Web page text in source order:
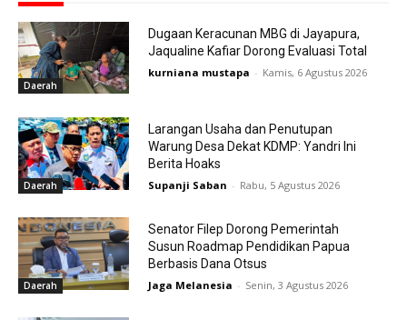
Daerah
Dugaan Keracunan MBG di Jayapura,
Jaqualine Kafiar Dorong Evaluasi Total
kurniana mustapa - Kamis, 6 Agustus 2026
Daerah
Larangan Usaha dan Penutupan
Warung Desa Dekat KDMP: Yandri Ini
Berita Hoaks
Supanji Saban - Rabu, 5 Agustus 2026
Daerah
Senator Filep Dorong Pemerintah
Susun Roadmap Pendidikan Papua
Berbasis Dana Otsus
Jaga Melanesia - Senin, 3 Agustus 2026